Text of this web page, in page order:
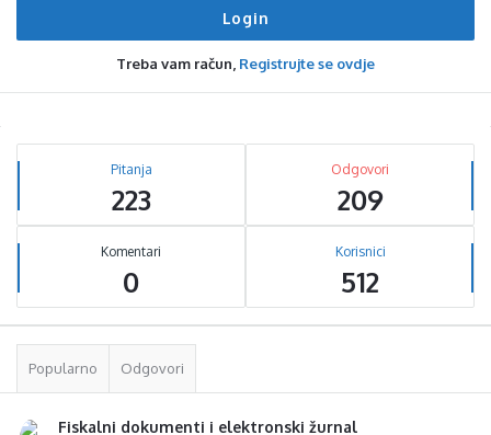
Treba vam račun, Registrujte se ovdje
Sidebar
Stats Pitanja
223
Odgovori
209
Komentari
0
Korisnici
512
Popularno Odgovori
Fiskalni dokumenti i elektronski žurnal